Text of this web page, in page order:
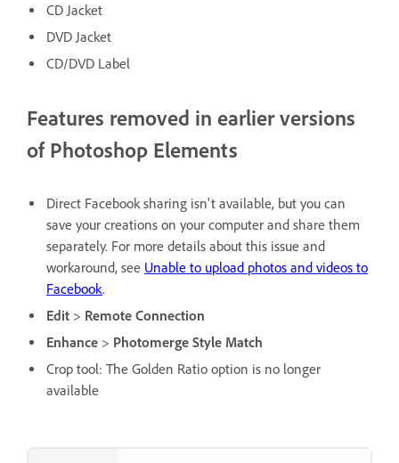
CD Jacket
DVD Jacket
CD/DVD Label
Features removed in earlier versions
of Photoshop Elements
Direct Facebook sharing isn't available, but you can
save your creations on your computer and share them
separately. For more details about this issue and
workaround, see Unable to upload photos and videos to
Facebook.
Edit > Remote Connection
Enhance > Photomerge Style Match
Crop tool: The Golden Ratio option is no longer
available